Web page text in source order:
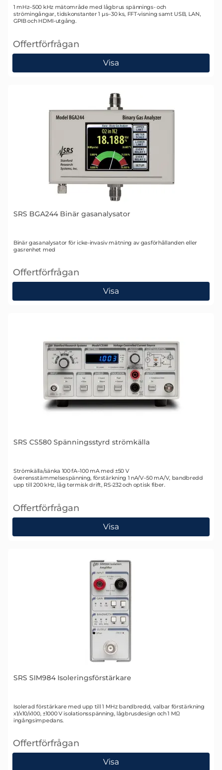
Art. nr 1960
1 mHz–500 kHz mätområde med lågbrus spännings- och
strömingångar, tidskonstanter 1 µs–30 ks, FFT-visning samt USB, LAN,
GPIB och HDMI-utgång.
Offertförfrågan
, SRS SR860 DSP Lock-in-förstärkare
Visa
SRS BGA244 Binär gasanalysator
Art. nr 1822
Binär gasanalysator för icke-invasiv mätning av gasförhållanden eller
gasrenhet med
Offertförfrågan
, SRS BGA244 Binär gasanalysator
Visa
SRS CS580 Spänningsstyrd strömkälla
Art. nr 1778
Strömkälla/sänka 100 fA–100 mA med ±50 V
överensstämmelsespänning, förstärkning 1 nA/V–50 mA/V, bandbredd
upp till 200 kHz, låg termisk drift, RS-232 och optisk fiber.
Offertförfrågan
, SRS CS580 Spänningsstyrd strömkälla
Visa
SRS SIM984 Isoleringsförstärkare
Art. nr 1772
Isolerad förstärkare med upp till 1 MHz bandbredd, valbar förstärkning
x1/x10/x100, ±1000 V isolationsspänning, lågbrusdesign och 1 MΩ
ingångsimpedans.
Offertförfrågan
, SRS SIM984 Isoleringsförstärkare
Visa